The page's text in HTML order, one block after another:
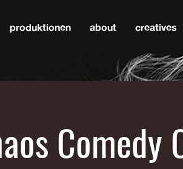
produktionen about creatives
Comedy